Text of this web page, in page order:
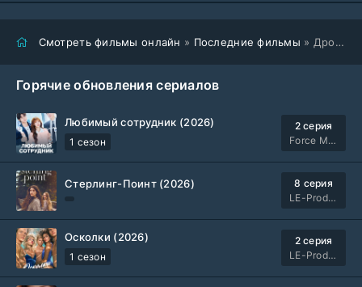
Смотреть фильмы онлайн » Последние фильмы » Дроп (2025)
Горячие обновления сериалов
Любимый сотрудник (2026)
1 сезон
2 серия
Force Media
Стерлинг-Поинт (2026)
8 серия
LE-Production
Осколки (2026)
1 сезон
2 серия
LE-Production